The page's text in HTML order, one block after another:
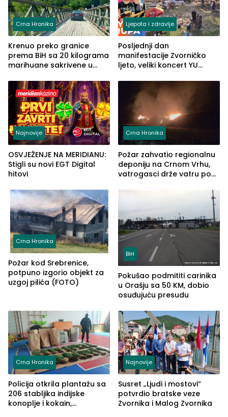
Crna Hronika
Krenuo preko granice
prema BiH sa 20 kilograma
marihuane sakrivene u
Ljepota i zdravlje
Posljednji dan
manifestacije Zvorničko
ljeto, veliki koncert YU
ove godine
Najnovije
OSVJEŽENJE NA MERIDIANU:
Stigli su novi EGT Digital
hitovi
Crna Hronika
Požar zahvatio regionalnu
deponiju na Crnom Vrhu,
vatrogasci drže vatru pod
Crna Hronika
Požar kod Srebrenice,
potpuno izgorio objekt za
uzgoj pilića (FOTO)
BiH
Pokušao podmititi carinika
u Orašju sa 50 KM, dobio
osuđujuću presudu
Crna Hronika
Policija otkrila plantažu sa
206 stabljika indijske
konoplje i kokain,
Najnovije
Susret „Ljudi i mostovi“
potvrdio bratske veze
Zvornika i Malog Zvornika